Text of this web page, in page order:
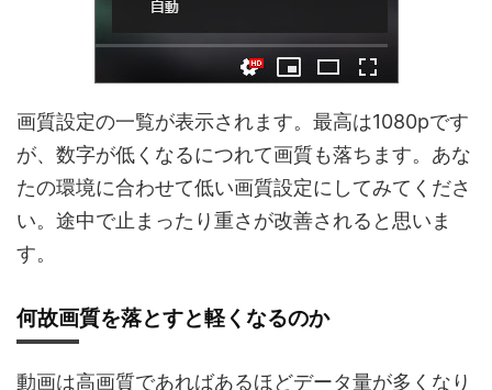
画質設定の一覧が表示されます。最高は1080pです
が、数字が低くなるにつれて画質も落ちます。あな
たの環境に合わせて低い画質設定にしてみてくださ
い。途中で止まったり重さが改善されると思いま
す。
何故画質を落とすと軽くなるのか
動画は高画質であればあるほどデータ量が多くなり